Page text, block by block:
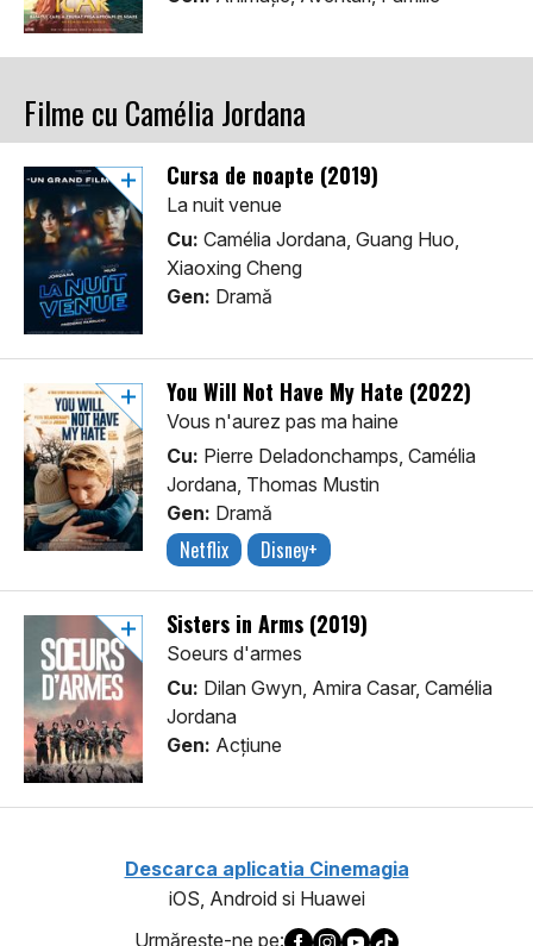
Filme cu Camélia Jordana
Cursa de noapte (2019)
La nuit venue
Cu: Camélia Jordana, Guang Huo,
Xiaoxing Cheng
Gen: Dramă
You Will Not Have My Hate (2022)
Vous n'aurez pas ma haine
Cu: Pierre Deladonchamps, Camélia
Jordana, Thomas Mustin
Gen: Dramă
Netflix Disney+
Sisters in Arms (2019)
Soeurs d'armes
Cu: Dilan Gwyn, Amira Casar, Camélia
Jordana
Gen: Acţiune
Descarca aplicatia Cinemagia
iOS, Android si Huawei
Urmăreşte-ne pe: